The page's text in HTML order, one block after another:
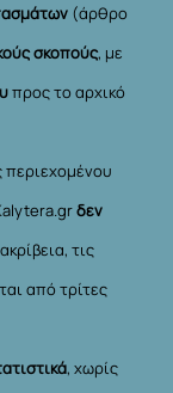
(άρθρο
σκοπούς, με
προς το αρχικό
περιεχομένου
δεν
τις
από τρίτες
, χωρίς